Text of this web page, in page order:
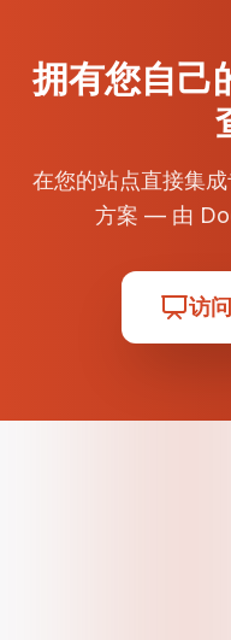
拥有您自己
在您的站点直接集
方案 — 由
访